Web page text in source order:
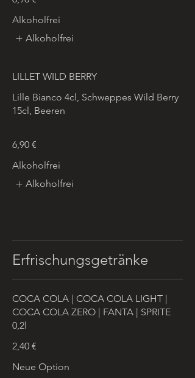
Alkoholfrei
Alkoholfrei
LILLET WILD BERRY
Lille Bianco 4cl, Schweppes Wild Berry
15cl, Beeren
6,90 €
Alkoholfrei
Alkoholfrei
Erfrischungsgetränke
COCA COLA | COCA COLA LIGHT |
COCA COLA ZERO | FANTA | SPRITE
0,2l
2,40 €
Neue Option